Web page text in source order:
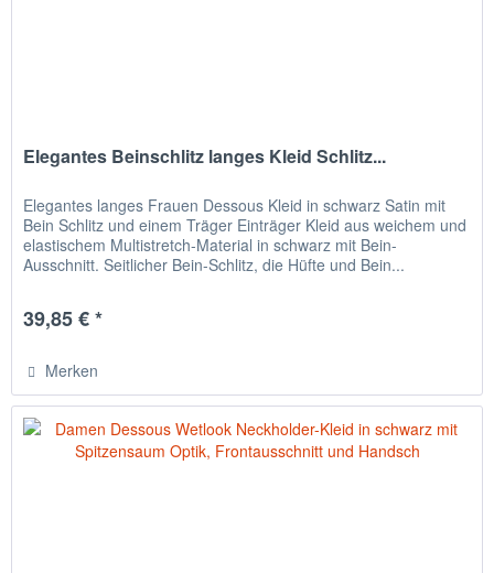
Elegantes Beinschlitz langes Kleid Schlitz...
Elegantes langes Frauen Dessous Kleid in schwarz Satin mit
Bein Schlitz und einem Träger Einträger Kleid aus weichem und
elastischem Multistretch-Material in schwarz mit Bein-
Ausschnitt. Seitlicher Bein-Schlitz, die Hüfte und Bein...
39,85 € *
Merken